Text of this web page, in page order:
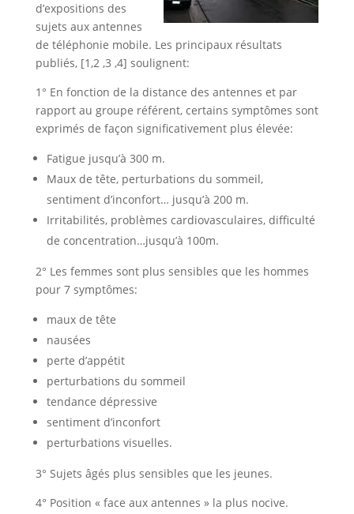
d’expositions des
sujets aux antennes
de téléphonie mobile. Les principaux résultats
publiés, [1,2 ,3 ,4] soulignent:
1° En fonction de la distance des antennes et par
rapport au groupe référent, certains symptômes sont
exprimés de façon significativement plus élevée:
Fatigue jusqu’à 300 m.
Maux de tête, perturbations du sommeil,
sentiment d’inconfort… jusqu’à 200 m.
Irritabilités, problèmes cardiovasculaires, difficulté
de concentration…jusqu’à 100m.
2° Les femmes sont plus sensibles que les hommes
pour 7 symptômes:
maux de tête
nausées
perte d’appétit
perturbations du sommeil
tendance dépressive
sentiment d’inconfort
perturbations visuelles.
3° Sujets âgés plus sensibles que les jeunes.
4° Position « face aux antennes » la plus nocive.